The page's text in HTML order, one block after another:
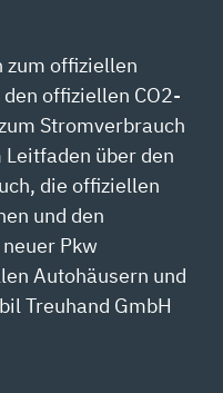
zum offiziellen
offiziellen CO2-
Stromverbrauch
Leitfaden über den
die offiziellen
und den
Pkw
Autohäusern und
Treuhand GmbH